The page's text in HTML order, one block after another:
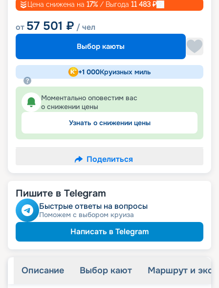
Цена снижена на 17% / Выгода 11 483 ₽
от 57 501 ₽ / чел
Выбор каюты
+1 000Круизных миль
Моментально оповестим вас
о снижении цены
Узнать о снижении цены
Поделиться
Пишите в Telegram
Быстрые ответы на вопросы
Поможем с выбором круиза
Написать в Telegram
Описание Выбор кают Маршрут и